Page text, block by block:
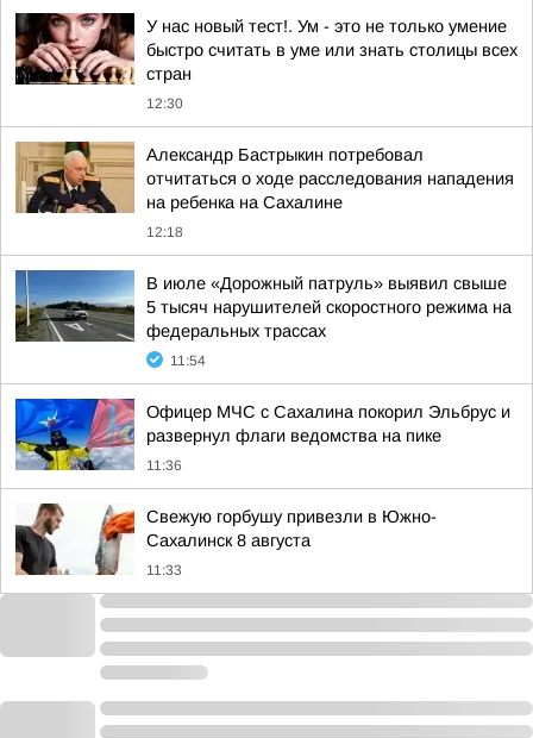
У нас новый тест!. Ум - это не только умение
быстро считать в уме или знать столицы всех
стран
12:30
Александр Бастрыкин потребовал
отчитаться о ходе расследования нападения
на ребенка на Сахалине
12:18
В июле «Дорожный патруль» выявил свыше
5 тысяч нарушителей скоростного режима на
федеральных трассах
11:54
Офицер МЧС с Сахалина покорил Эльбрус и
развернул флаги ведомства на пике
11:36
Свежую горбушу привезли в Южно-
Сахалинск 8 августа
11:33